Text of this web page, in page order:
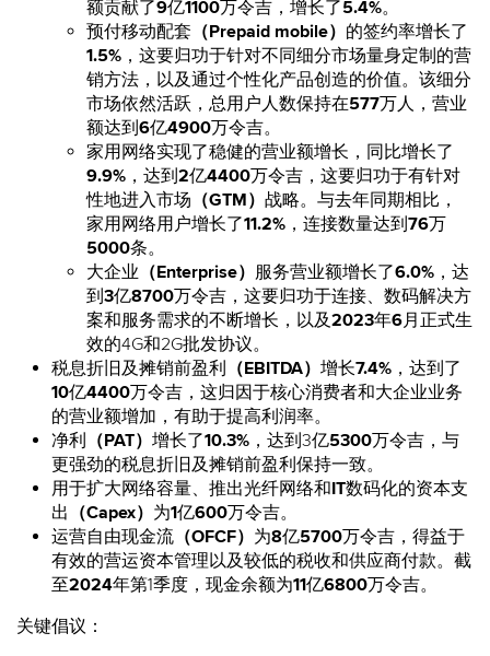
额贡献了9亿1100万令吉，增长了5.4%。
预付移动配套 （Prepaid mobile） 的签约率增长了
1.5% ，这要归功于针对不同细分市场量身定制的营
销方法，以及通过个性化产品创造的价值。该细分
市场依然活跃，总用户人数保持在577万人，营业
额达到6亿4900万令吉。
家用网络实现了稳健的营业额增长，同比增长了
9.9% ，达到2亿4400万令吉，这要归功于有针对
性地进入市场 （GTM） 战略。与去年同期相比，
家用网络用户增长了11.2% ，连接数量达到76万
5000条。
大企业 （Enterprise） 服务营业额增长了6.0% ，达
到3亿8700万令吉，这要归功于连接、数码解决方
案和服务需求的不断增长，以及2023年6月正式生
效的4G和2G批发协议。
税息折旧及摊销前盈利 （EBITDA） 增长7.4% ，达到了
10亿4400万令吉，这归因于核心消费者和大企业业务
的营业额增加，有助于提高利润率。
净利 （PAT） 增长了10.3% ，达到3亿5300万令吉，与
更强劲的税息折旧及摊销前盈利保持一致。
用于扩大网络容量、推出光纤网络和IT数码化的资本支
出 （Capex） 为1亿600万令吉。
运营自由现金流 （OFCF） 为8亿5700万令吉，得益于
有效的营运资本管理以及较低的税收和供应商付款。截
至2024年第1季度，现金余额为11亿6800万令吉。
关键倡议：